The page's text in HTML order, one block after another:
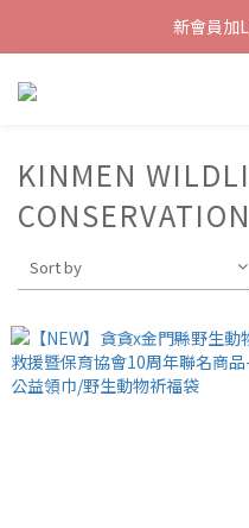
新會員加
KINMEN
CONSERVATION
Sort by